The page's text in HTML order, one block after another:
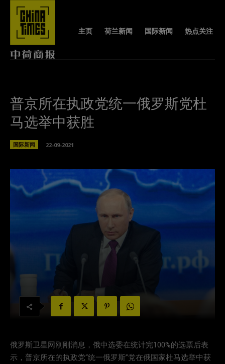
主页 荷兰新闻 国际新闻 热点关注
普京所在执政党统一俄罗斯党杜
马选举中获胜
国际新闻 22-09-2021
俄罗斯卫星网刚刚消息，俄中选委在统计完100%的选票后表
示，普京所在的执政党“统一俄罗斯”党在俄国家杜马选举中获